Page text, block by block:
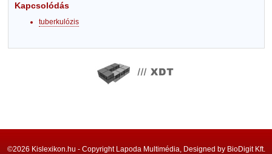
Kapcsolódás
tuberkulózis
©2026 Kislexikon.hu - Copyright Lapoda Multimédia, Designed by BioDigit Kft.